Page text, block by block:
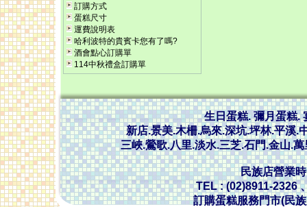
訂購方式
蛋糕尺寸
運費說明表
哈利波特的貴賓卡您有了嗎?
酒會點心訂購單
114中秋禮盒訂購單
生日蛋糕. 彌月蛋糕.
新店.景美.木柵.烏來.深坑.坪林.平溪.
三峽.鶯歌.八里.淡水.三芝.石門.金山.
民族店營業
TEL : (02)8911-2326
訂購蛋糕服務門市(民